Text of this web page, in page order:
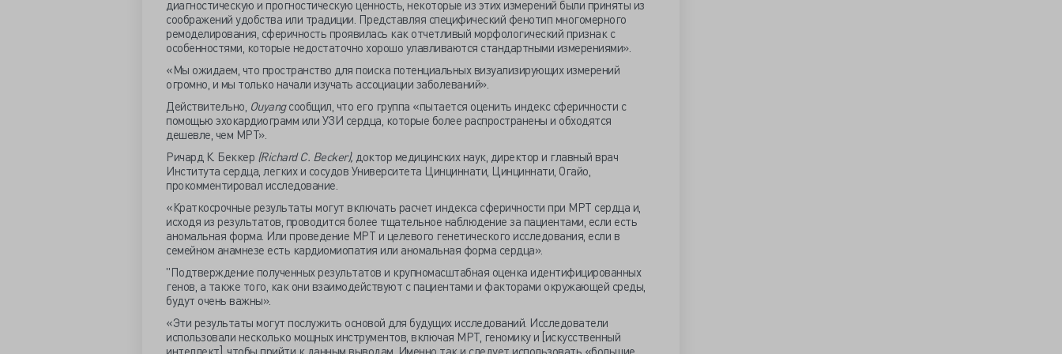
диагностическую и прогностическую ценность, некоторые из этих измерений были приняты из
соображений удобства или традиции. Представляя специфический фенотип многомерного
ремоделирования, сферичность проявилась как отчетливый морфологический признак с
особенностями, которые недостаточно хорошо улавливаются стандартными измерениями».
«Мы ожидаем, что пространство для поиска потенциальных визуализирующих измерений
огромно, и мы только начали изучать ассоциации заболеваний».
Действительно, Ouyangсообщил, что его группа «пытается оценить индекс сферичности с
помощью эхокардиограмм или УЗИ сердца, которые более распространены и обходятся
дешевле, чем МРТ».
Ричард К. Беккер (Richard C. Becker), доктор медицинских наук, директор и главный врач
Института сердца, легких и сосудов Университета Цинциннати, Цинциннати, Огайо,
прокомментировал исследование.
«Краткосрочные результаты могут включать расчет индекса сферичности при МРТ сердца и,
исходя из результатов, проводится более тщательное наблюдение за пациентами, если есть
аномальная форма. Или проведение МРТ и целевого генетического исследования, если в
семейном анамнезе есть кардиомиопатия или аномальная форма сердца».
"Подтверждение полученных результатов и крупномасштабная оценка идентифицированных
генов, а также того, как они взаимодействуют с пациентами и факторами окружающей среды,
будут очень важны».
«Эти результаты могут послужить основой для будущих исследований. Исследователи
использовали несколько мощных инструментов, включая МРТ, геномику и [искусственный
интеллект], чтобы прийти к данным выводам. Именно так и следует использовать «большие